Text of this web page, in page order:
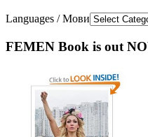
Languages / Мови
FEMEN Book is out